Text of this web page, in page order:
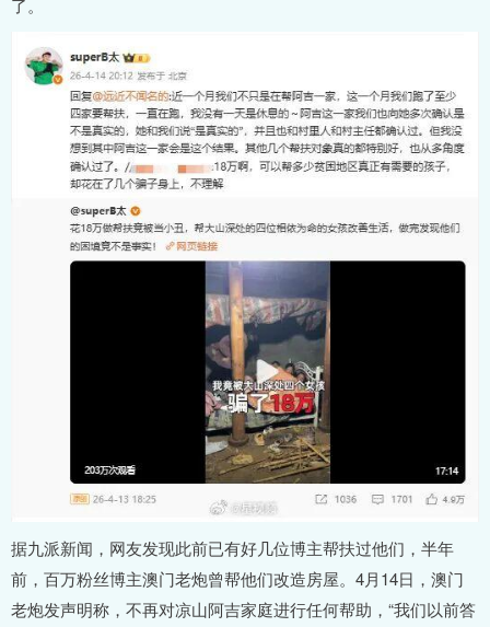
了。
据九派新闻，网友发现此前已有好几位博主帮扶过他们，半年
前，百万粉丝博主澳门老炮曾帮他们改造房屋。4月14日，澳门
老炮发声明称，不再对凉山阿吉家庭进行任何帮助，“我们以前答